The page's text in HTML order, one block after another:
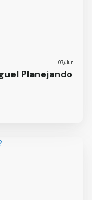
07/Jun
Planejando